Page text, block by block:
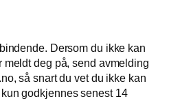
Dersom du ikke kan
meldt deg på, send avmelding
så snart du vet du ikke kan
godkjennes senest 14